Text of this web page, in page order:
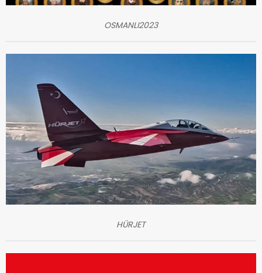
OSMANLI2023
HÜRJET